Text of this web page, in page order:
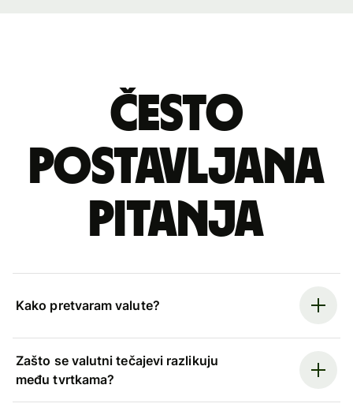
Često
postavljana
pitanja
Kako pretvaram valute?
Zašto se valutni tečajevi razlikuju
među tvrtkama?